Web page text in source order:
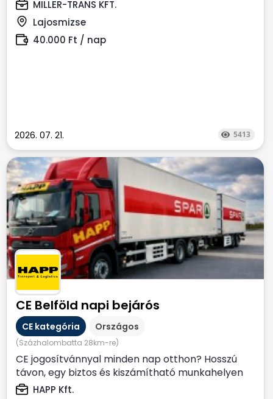
MILLER-TRANS KFT.
Lajosmizse
40.000 Ft / nap
2026. 07. 21. 5413
CE Belföld napi bejárós
CE kategória Országos
(Százhalombatta 28km-re)
CE jogosítvánnyal minden nap otthon? Hosszú
távon, egy biztos és kiszámítható munkahelyen
dolgoznál? Állítsd...
HAPP Kft.